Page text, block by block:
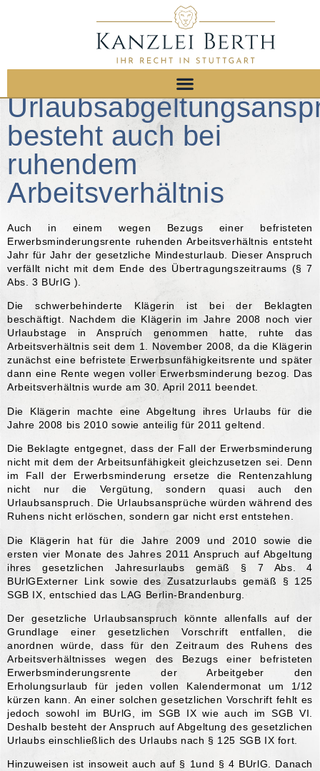
besteht auch bei
ruhendem
Arbeitsverhältnis
Auch in einem wegen Bezugs einer befristeten
Erwerbsminderungsrente ruhenden Arbeitsverhältnis entsteht
Jahr für Jahr der gesetzliche Mindesturlaub. Dieser Anspruch
verfällt nicht mit dem Ende des Übertragungszeitraums (§ 7
Abs. 3 BUrlG ).
Die schwerbehinderte Klägerin ist bei der Beklagten
beschäftigt. Nachdem die Klägerin im Jahre 2008 noch vier
Urlaubstage in Anspruch genommen hatte, ruhte das
Arbeitsverhältnis seit dem 1. November 2008, da die Klägerin
zunächst eine befristete Erwerbsunfähigkeitsrente und später
dann eine Rente wegen voller Erwerbsminderung bezog. Das
Arbeitsverhältnis wurde am 30. April 2011 beendet.
Die Klägerin machte eine Abgeltung ihres Urlaubs für die
Jahre 2008 bis 2010 sowie anteilig für 2011 geltend.
Die Beklagte entgegnet, dass der Fall der Erwerbsminderung
nicht mit dem der Arbeitsunfähigkeit gleichzusetzen sei. Denn
im Fall der Erwerbsminderung ersetze die Rentenzahlung
nicht nur die Vergütung, sondern quasi auch den
Urlaubsanspruch. Die Urlaubsansprüche würden während des
Ruhens nicht erlöschen, sondern gar nicht erst entstehen.
Die Klägerin hat für die Jahre 2009 und 2010 sowie die
ersten vier Monate des Jahres 2011 Anspruch auf Abgeltung
ihres gesetzlichen Jahresurlaubs gemäß § 7 Abs. 4
BUrlGExterner Link sowie des Zusatzurlaubs gemäß § 125
SGB IX, entschied das LAG Berlin-Brandenburg.
Der gesetzliche Urlaubsanspruch könnte allenfalls auf der
Grundlage einer gesetzlichen Vorschrift entfallen, die
anordnen würde, dass für den Zeitraum des Ruhens des
Arbeitsverhältnisses wegen des Bezugs einer befristeten
Erwerbsminderungsrente der Arbeitgeber den
Erholungsurlaub für jeden vollen Kalendermonat um 1/12
kürzen kann. An einer solchen gesetzlichen Vorschrift fehlt es
jedoch sowohl im BUrlG, im SGB IX wie auch im SGB VI.
Deshalb besteht der Anspruch auf Abgeltung des gesetzlichen
Urlaubs einschließlich des Urlaubs nach § 125 SGB IX fort.
Hinzuweisen ist insoweit auch auf § 1und § 4 BUrlG. Danach